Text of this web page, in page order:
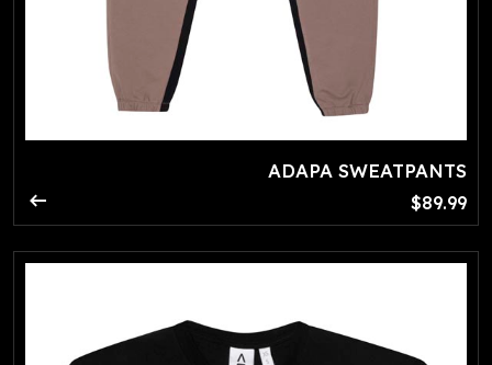
ADAPA SWEATPANTS
$89.99
arrow_right_alt